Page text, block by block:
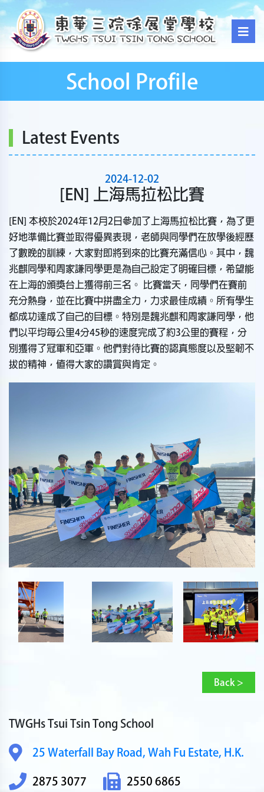
School Profile
Latest Events
2024-12-02
[EN] 上海馬拉松比賽
[EN] 本校於2024年12月2日參加了上海馬拉松比賽，為了更
好地準備比賽並取得優異表現，老師與同學們在放學後經歷
了數晚的訓練，大家對即將到來的比賽充滿信心。其中，魏
兆麒同學和周家謙同學更是為自己設定了明確目標，希望能
在上海的頒獎台上獲得前三名。 比賽當天，同學們在賽前
充分熱身，並在比賽中拼盡全力，力求最佳成績。所有學生
都成功達成了自己的目標。特別是魏兆麒和周家謙同學，他
們以平均每公里4分45秒的速度完成了約3公里的賽程，分
別獲得了冠軍和亞軍。他們對待比賽的認真態度以及堅韌不
拔的精神，值得大家的讚賞與肯定。
Back >
TWGHs Tsui Tsin Tong School
25 Waterfall Bay Road, Wah Fu Estate, H.K.
2875 3077 2550 6865